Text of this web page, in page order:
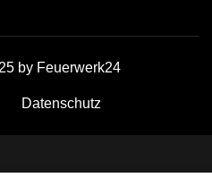
by Feuerwerk24
Datenschutz